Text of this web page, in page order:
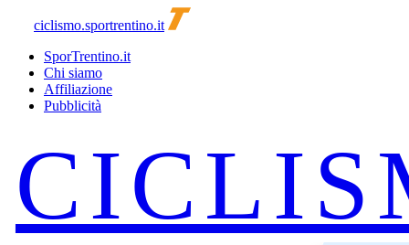
ciclismo.sportrentino.it
SporTrentino.it
Chi siamo
Affiliazione
Pubblicità